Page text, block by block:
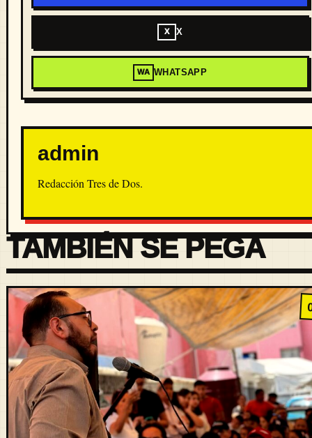
X X
WA WHATSAPP
admin
Redacción Tres de Dos.
TAMBIÉN SE PEGA